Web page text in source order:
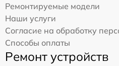
Ремонтируемые модели
Наши услуги
Согласие на обработку
Способы оплаты
Ремонт устройств